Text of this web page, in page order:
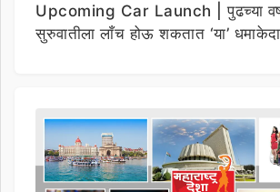
Upcoming Car Launch | पुढच्या
सुरुवातीला लाँच होऊ शकतात ‘या’